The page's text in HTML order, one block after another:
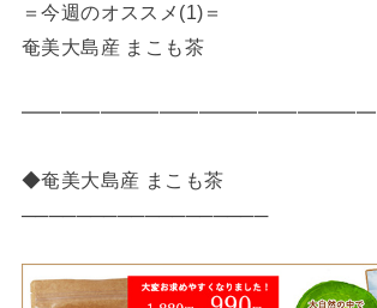
＝今週のオススメ(1)＝
奄美大島産 まこも茶
━━━━━━━━━━━━━━━━━━
◆奄美大島産 まこも茶
──────────────────